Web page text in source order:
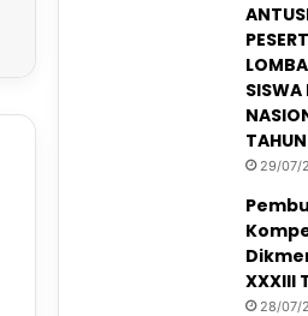
SISWA
29/07/
XXXIII
28/07/